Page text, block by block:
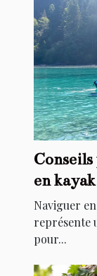
en
Naviguer
représente
pour...